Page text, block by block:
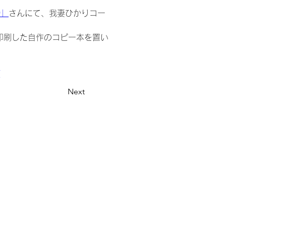
さんにて、我妻ひかりコー
刷した自作のコピー本を置い
Next